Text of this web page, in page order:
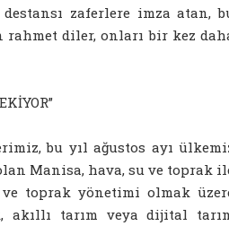
zaferlere imza atan,
diler, onları bir kez
bu yıl ağustos ayı
Manisa, hava, su ve toprak
toprak yönetimi olmak
tarım veya dijital